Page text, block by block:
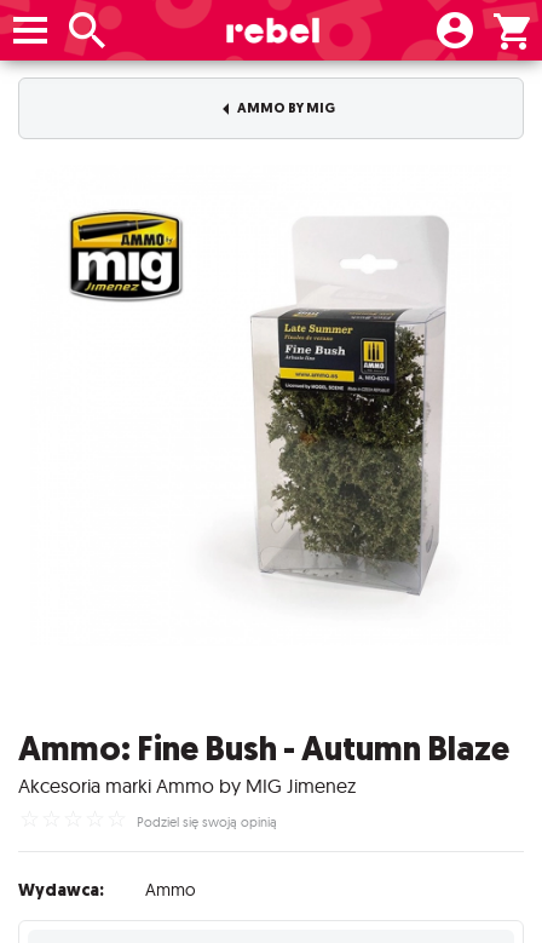
AMMO BY MIG
Ammo: Fine Bush - Autumn Blaze
Akcesoria marki Ammo by MIG Jimenez
Podziel się swoją opinią
Wydawca: Ammo